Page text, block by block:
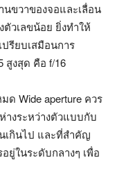
ขวาของจอและเลื่อน
วเลขน้อย ยิ่งทำให้
รียบเสมือนการ
สูงสุด คือ f/16
Wide aperture ควร
างระหว่างตัวแบบกับ
เกินไป และที่สำคัญ
ยู่ในระดับกลางๆ เพื่อ